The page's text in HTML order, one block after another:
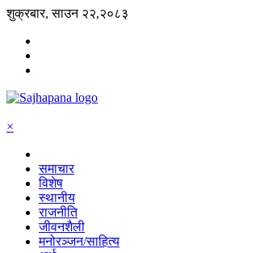
शुक्रबार, साउन २२,२०८३
×
समाचार
विशेष
स्थानीय
राजनीति
जीवनशैली
मनोरञ्जन/साहित्य